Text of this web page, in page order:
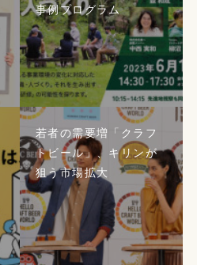
事例プログラム
若者の需要増「クラフ
トビール」、キリンが
狙う市場拡大